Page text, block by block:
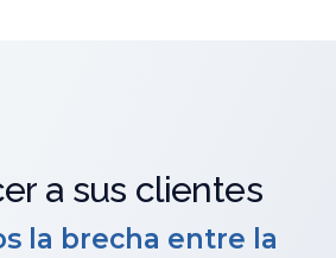
a sus clientes
la brecha entre la